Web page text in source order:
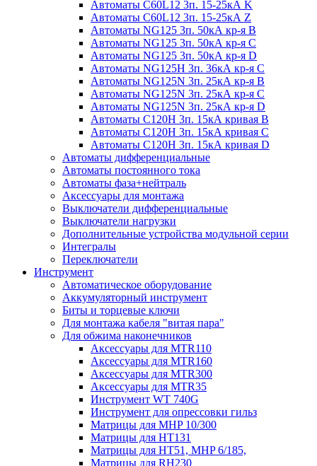
Автоматы C60L12 3п. 15-25кА K
Автоматы C60L12 3п. 15-25кА Z
Автоматы NG125 3п. 50кА кр-я B
Автоматы NG125 3п. 50кА кр-я C
Автоматы NG125 3п. 50кА кр-я D
Автоматы NG125H 3п. 36кА кр-я C
Автоматы NG125N 3п. 25кА кр-я B
Автоматы NG125N 3п. 25кА кр-я C
Автоматы NG125N 3п. 25кА кр-я D
Автоматы С120Н 3п. 15кА кривая B
Автоматы С120Н 3п. 15кА кривая C
Автоматы С120Н 3п. 15кА кривая D
Автоматы дифференциальные
Автоматы постоянного тока
Автоматы фаза+нейтраль
Аксессуары для монтажа
Выключатели дифференциальные
Выключатели нагрузки
Дополнительные устройства модульной серии
Интегралы
Переключатели
Инструмент
Автоматическое оборудование
Аккумуляторный инструмент
Биты и торцевые ключи
Для монтажа кабеля "витая пара"
Для обжима наконечников
Аксессуары для MTR110
Аксессуары для MTR160
Аксессуары для MTR300
Аксессуары для MTR35
Инструмент WT 740G
Инструмент для опрессовки гильз
Матрицы для MHP 10/300
Матрицы для НТ131
Матрицы для НТ51, MHP 6/185,
Матрицы для RH230